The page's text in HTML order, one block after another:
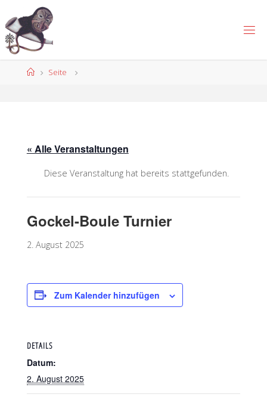
Inhalt
springen
StartSeite
« Alle Veranstaltungen
Diese Veranstaltung hat bereits stattgefunden.
Gockel-Boule Turnier
2. August 2025
Zum Kalender hinzufügen
DETAILS
Datum:
2. August 2025